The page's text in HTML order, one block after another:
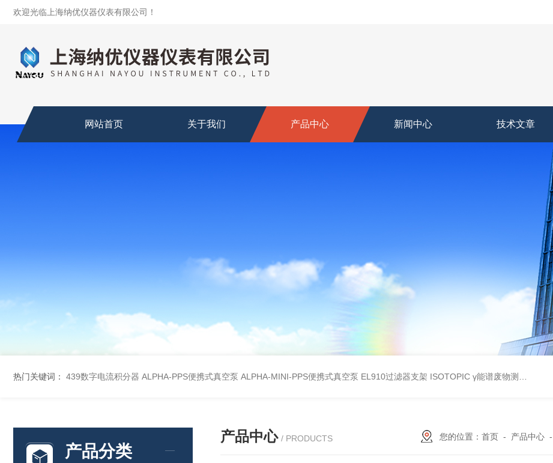
欢迎光临上海纳优仪器仪表有限公司！
网站首页 关于我们 产品中心 新闻中心 技术文章
热门关键词： 439数字电流积分器 ALPHA-PPS便携式真空泵 ALPHA-MINI-PPS便携式真空泵 EL910过滤器支架 ISOTOPIC γ能谱废物测定
产品分类
产品中心 / PRODUCTS 您的位置： 首页- 产品中心-